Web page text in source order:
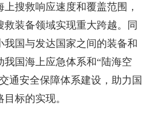
上搜救响应速度和覆盖范围，
救装备领域实现重大跨越。同
我国与发达国家之间的装备和
我国海上应急体系和“陆海空
通安全保障体系建设，助力国
标的实现。